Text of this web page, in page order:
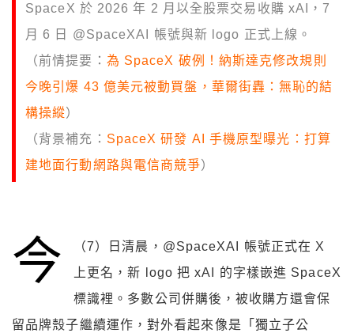
SpaceX 於 2026 年 2 月以全股票交易收購 xAI，7
月 6 日 @SpaceXAI 帳號與新 logo 正式上線。
（前情提要： 為 SpaceX 破例！納斯達克修改規則
今晚引爆 43 億美元被動買盤，華爾街轟：無恥的結
構操縱）
（背景補充： SpaceX 研發 AI 手機原型曝光：打算
建地面行動網路與電信商競爭）
今
（7）日清晨，@SpaceXAI 帳號正式在 X
上更名，新 logo 把 xAI 的字樣嵌進 SpaceX
標識裡。多數公司併購後，被收購方還會保
留品牌殼子繼續運作，對外看起來像是「獨立子公